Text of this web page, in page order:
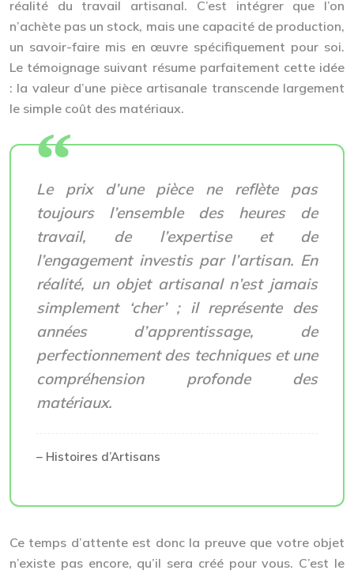
réalité du travail artisanal. C’est intégrer que l’on
n’achète pas un stock, mais une capacité de production,
un savoir-faire mis en œuvre spécifiquement pour soi.
Le témoignage suivant résume parfaitement cette idée
: la valeur d’une pièce artisanale transcende largement
le simple coût des matériaux.
Le prix d’une pièce ne reflète pas
toujours l’ensemble des heures de
travail, de l’expertise et de
l’engagement investis par l’artisan. En
réalité, un objet artisanal n’est jamais
simplement ‘cher’ ; il représente des
années d’apprentissage, de
perfectionnement des techniques et une
compréhension profonde des
matériaux.
– Histoires d’Artisans
Ce temps d’attente est donc la preuve que votre objet
n’existe pas encore, qu’il sera créé pour vous. C’est le